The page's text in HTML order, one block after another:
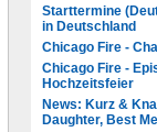
Starttermine
in Deutschland
Chicago Fire -
Chicago Fire -
Hochzeitsfeier
News: Kurz &
Daughter, Best